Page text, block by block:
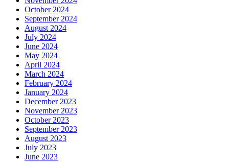
October 2024
September 2024
August 2024
July 2024
June 2024
May 2024
April 2024
March 2024
February 2024
January 2024
December 2023
November 2023
October 2023
September 2023
August 2023
July 2023
June 2023